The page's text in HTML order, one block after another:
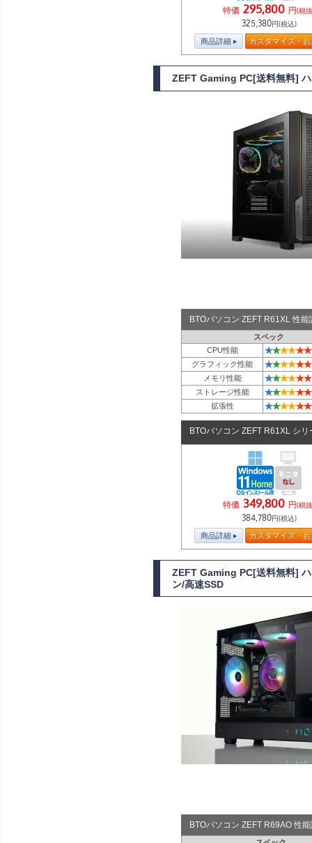
特価 295,800 円(税
325,380円(税込)
商品詳細 カスタマイズ・
ZEFT Gaming PC[送料無料]
BTOパソコン ZEFT R61XL 性
スペック
CPU性能
★★★★★★
グラフィック性能 ★★★★★★
メモリ性能 ★★★★★★
ストレージ性能 ★★★★★★
拡張性 ★★★★★★
BTOパソコン ZEFT R61XL シリ
特価 349,800 円(税
384,780円(税込)
商品詳細 カスタマイズ・
ZEFT Gaming PC[送料無料]
ン/高速SSD
BTOパソコン ZEFT R69AO 性